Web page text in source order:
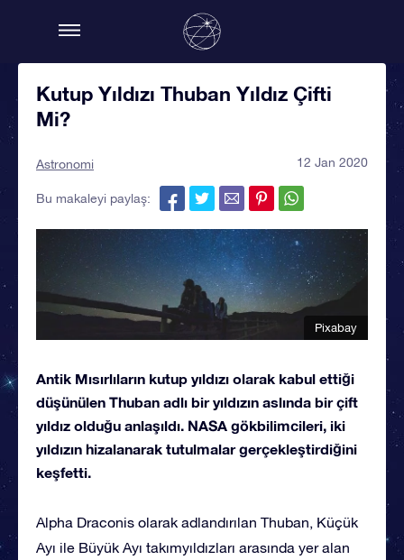
Kutup Yıldızı Thuban Yıldız Çifti
Mi?
Astronomi 12 Jan 2020
Bu makaleyi paylaş:
Pixabay
Antik Mısırlıların kutup yıldızı olarak kabul ettiği
düşünülen Thuban adlı bir yıldızın aslında bir çift
yıldız olduğu anlaşıldı. NASA gökbilimcileri, iki
yıldızın hizalanarak tutulmalar gerçekleştirdiğini
keşfetti.
Alpha Draconis olarak adlandırılan Thuban, Küçük
Ayı ile Büyük Ayı takımyıldızları arasında yer alan